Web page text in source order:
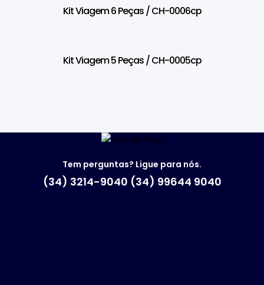
Kit Viagem 6 Peças / CH-0006cp
Kit Viagem 5 Peças / CH-0005cp
Tem perguntas? Ligue para nós.
(34) 3214-9040 (34) 99644 9040